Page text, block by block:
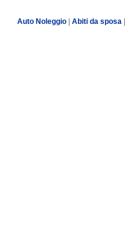
Auto Noleggio Abiti da sposa